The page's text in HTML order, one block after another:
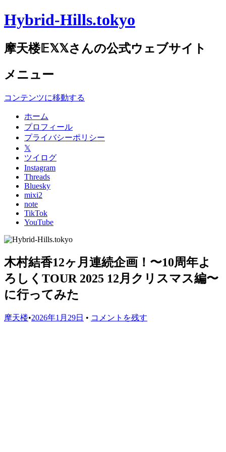
Hybrid-Hills.tokyo
摩天楼𝔼𝕏𝕏さんの公式ウェブサイト
メニュー
コンテンツに移動する
ホーム
プロフィール
プライバシーポリシー
𝕏
ツイログ
Instagram
Threads
Bluesky
mixi2
note
TikTok
YouTube
木村結香12ヶ月連続企画！〜10周年よ
ろしくTOUR 2025 12月クリスマス編〜
に行ってみた
摩天楼•2026年1月29日 • コメントを残す